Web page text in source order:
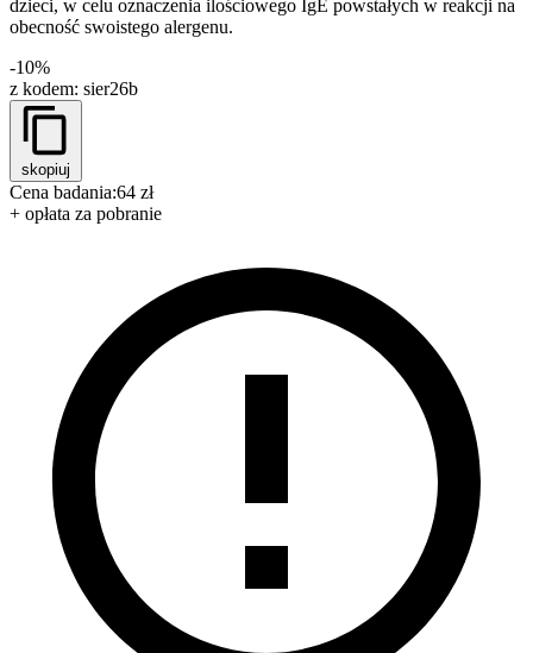
dzieci, w celu oznaczenia ilościowego IgE powstałych w reakcji na
obecność swoistego alergenu.
-10%
z kodem: sier26b
skopiuj
Cena badania:64 zł
+ opłata za pobranie